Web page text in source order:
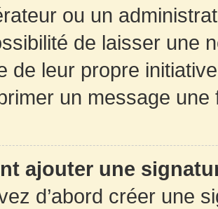
ou un
de laisser une
de leur propre
un message une
ajouter une
d’abord créer une